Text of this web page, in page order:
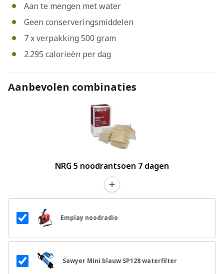
Aan te mengen met water
Geen conserveringsmiddelen
7 x verpakking 500 gram
2.295 calorieën per dag
Aanbevolen combinaties
NRG 5 noodrantsoen 7 dagen
Emplay noodradio
Sawyer Mini blauw SP128 waterfilter